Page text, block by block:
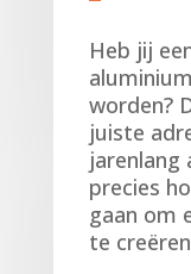
Heb jij
worden?
juiste
jarenlang
precies
gaan om
te